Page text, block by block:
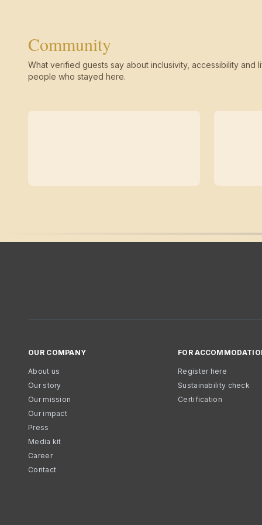
Community
What verified guests say about inclusivity, accessibility and
people who stayed here.
OUR COMPANY
About us
Our story
Our mission
Our impact
Press
Media kit
Career
Contact
FOR
Register here
Sustainability check
Certification